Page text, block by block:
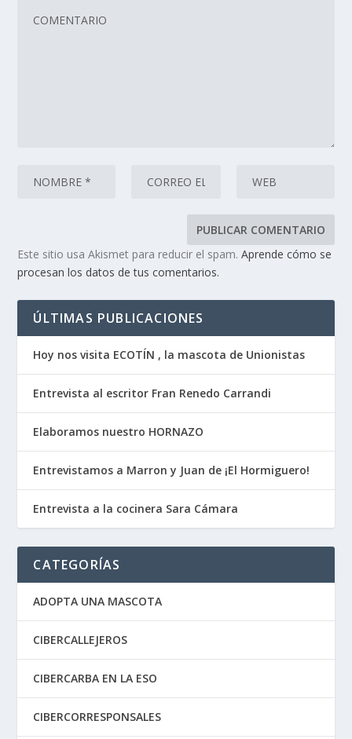
Este sitio usa Akismet para reducir el spam.Aprende cómo se
procesan los datos de tus comentarios.
ÚLTIMAS PUBLICACIONES
Hoy nos visita ECOTÍN , la mascota de Unionistas
Entrevista al escritor Fran Renedo Carrandi
Elaboramos nuestro HORNAZO
Entrevistamos a Marron y Juan de ¡El Hormiguero!
Entrevista a la cocinera Sara Cámara
CATEGORÍAS
ADOPTA UNA MASCOTA
CIBERCALLEJEROS
CIBERCARBA EN LA ESO
CIBERCORRESPONSALES